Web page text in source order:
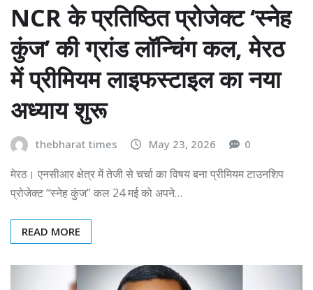
NCR के प्रतिष्ठित प्रोजेक्ट ‘स्नेह
कुंज’ की ग्रांड लॉन्चिंग कल, मेरठ
में प्रीमियम लाइफस्टाइल का नया
अध्याय शुरू
thebharat times May 23, 2026 0
मेरठ। एनसीआर क्षेत्र में तेजी से चर्चा का विषय बना प्रीमियम टाउनशिप
प्रोजेक्ट “स्नेह कुंज” कल 24 मई को अपने…
READ MORE